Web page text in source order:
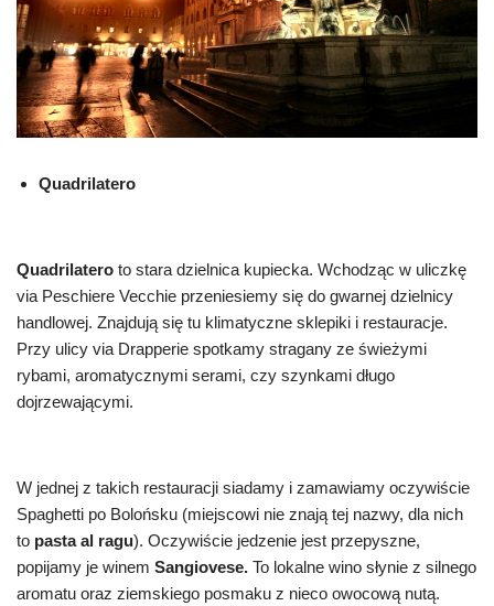
Quadrilatero
Quadrilatero to stara dzielnica kupiecka. Wchodząc w uliczkę
via Peschiere Vecchie przeniesiemy się do gwarnej dzielnicy
handlowej. Znajdują się tu klimatyczne sklepiki i restauracje.
Przy ulicy via Drapperie spotkamy stragany ze świeżymi
rybami, aromatycznymi serami, czy szynkami długo
dojrzewającymi.
W jednej z takich restauracji siadamy i zamawiamy oczywiście
Spaghetti po Bolońsku (miejscowi nie znają tej nazwy, dla nich
to pasta al ragu). Oczywiście jedzenie jest przepyszne,
popijamy je winem Sangiovese. To lokalne wino słynie z silnego
aromatu oraz ziemskiego posmaku z nieco owocową nutą.